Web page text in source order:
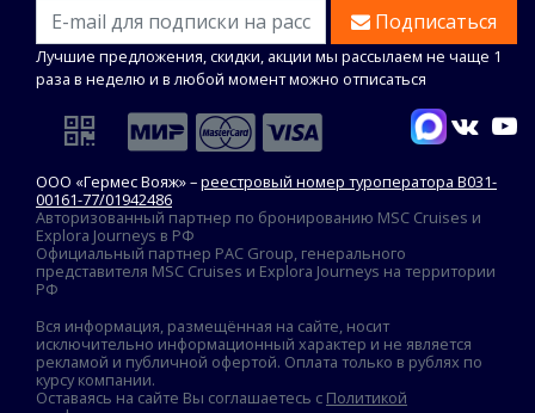
Подписаться
Лучшие предложения, скидки, акции мы рассылаем не чаще 1
раза в неделю и в любой момент можно отписаться
ООО «Гермес Вояж» –реестровый номер туроператора В031-
00161-77/01942486
Авторизованный партнер по бронированию MSC Cruises и
Explora Journeys в РФ
Официальный партнер PAC Group, генерального
представителя MSC Cruises и Explora Journeys на территории
РФ
Вся информация, размещённая на сайте, носит
исключительно информационный характер и не является
рекламой и публичной офертой. Оплата только в рублях по
курсу компании.
Оставаясь на сайте Вы соглашаетесь с Политикой